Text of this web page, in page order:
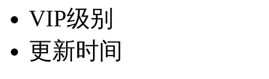
VIP级别
更新时间